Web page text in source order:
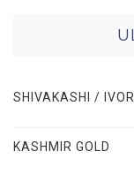
SHIVAKASHI /
KASHMIR GOLD